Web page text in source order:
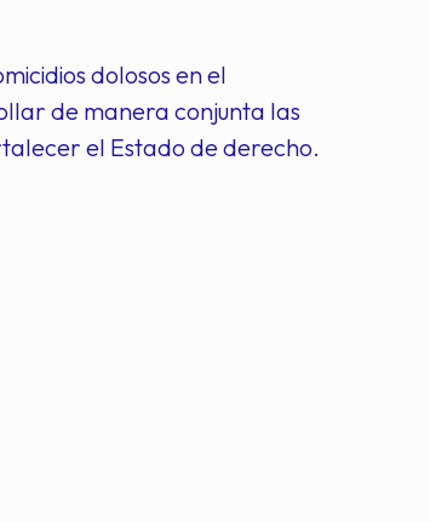
dolosos en el
de manera conjunta las
el Estado de derecho.